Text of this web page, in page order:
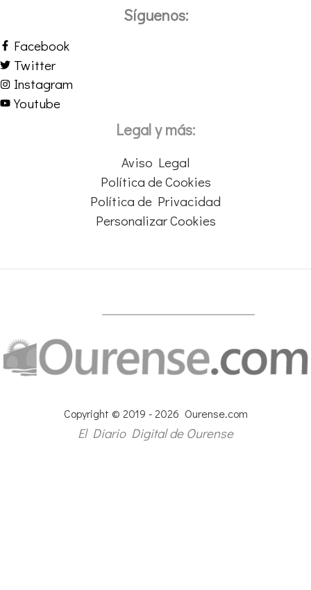
Síguenos:
Facebook
Twitter
Instagram
Youtube
Legal y más:
Aviso Legal
Política de Cookies
Política de Privacidad
Personalizar Cookies
Copyright © 2019 - 2026 Ourense.com
El Diario Digital de Ourense